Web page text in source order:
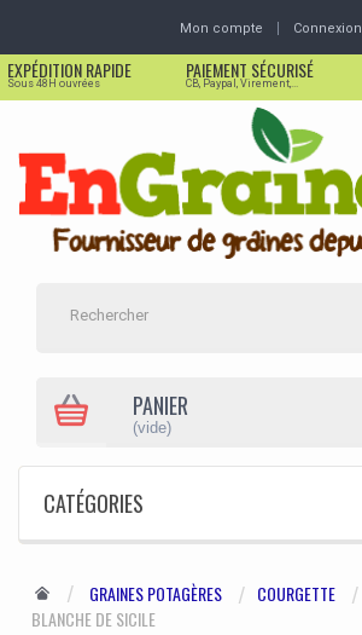
Mon compte Connexion
EXPÉDITION RAPIDE
Sous 48H ouvrées
PAIEMENT SÉCURISÉ
CB, Paypal, Virement,...
PANIER
(vide)
CATÉGORIES
GRAINES POTAGÈRES COURGETTE
BLANCHE DE SICILE